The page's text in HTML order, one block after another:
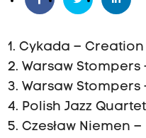
1. Cykada – Creation
2. Warsaw Stompers
3. Warsaw Stompers
4. Polish Jazz
5. Czesław Niemen –